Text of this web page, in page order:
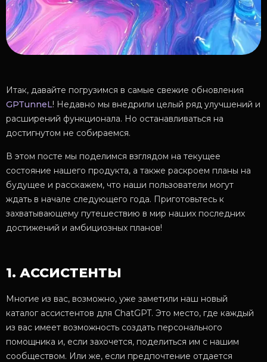
Итак, давайте погрузимся в самые свежие обновления
GPTunneL! Недавно мы внедрили целый ряд улучшений и
расширений функционала. Но останавливаться на
достигнутом не собираемся.
В этом посте мы поделимся взглядом на текущее
состояние нашего продукта, а также раскроем планы на
будущее и расскажем, что наши пользователи могут
ждать в начале следующего года. Приготовьтесь к
захватывающему путешествию в мир наших последних
достижений и амбициозных планов!
1. АССИСТЕНТЫ
Многие из вас, возможно, уже заметили наш новый
каталог ассистентов для ChatGPT. Это место, где каждый
из вас имеет возможность создать персонального
помощника и, если захочется, поделиться им с нашим
сообществом. Или же, если предпочтение отдается